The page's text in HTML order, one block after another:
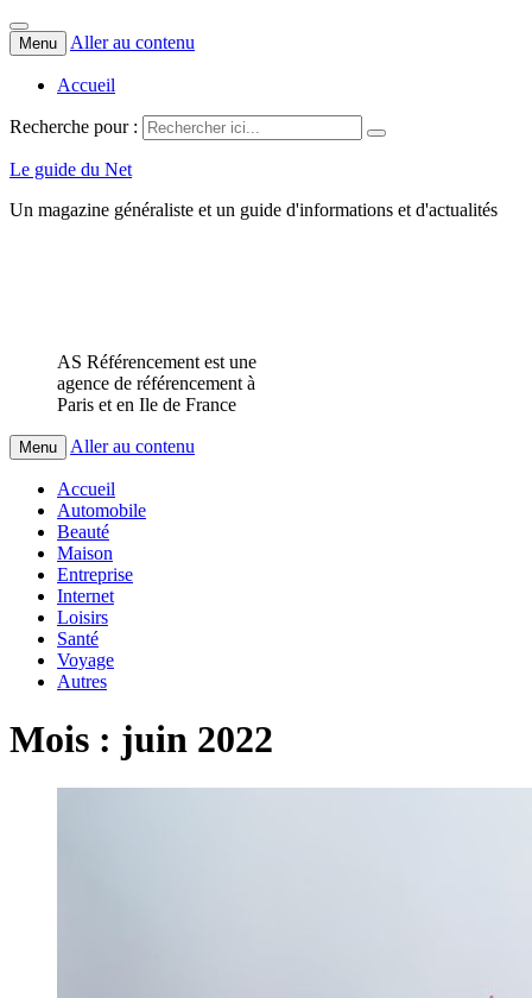
Menu Aller au contenu
Accueil
Recherche pour :
Le guide du Net
Un magazine généraliste et un guide d'informations et d'actualités
AS Référencement est une
agence de référencement à
Paris et en Ile de France
Menu Aller au contenu
Accueil
Automobile
Beauté
Maison
Entreprise
Internet
Loisirs
Santé
Voyage
Autres
Mois : juin 2022